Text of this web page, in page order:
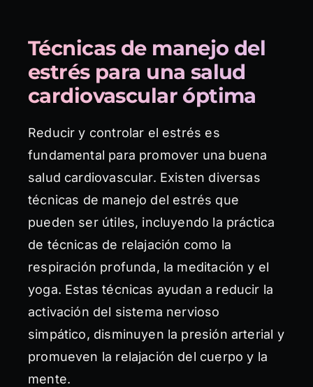
Técnicas de manejo del
estrés para una salud
cardiovascular óptima
Reducir y controlar el estrés es
fundamental para promover una buena
salud cardiovascular. Existen diversas
técnicas de manejo del estrés que
pueden ser útiles, incluyendo la práctica
de técnicas de relajación como la
respiración profunda, la meditación y el
yoga. Estas técnicas ayudan a reducir la
activación del sistema nervioso
simpático, disminuyen la presión arterial y
promueven la relajación del cuerpo y la
mente.